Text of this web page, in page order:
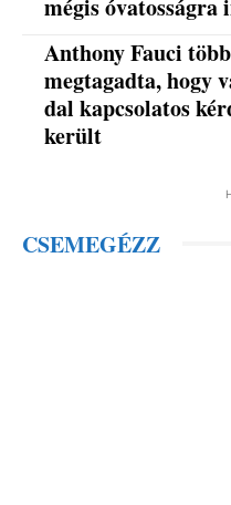
mégis óvatosságra
Anthony Fauci
megtagadta, hogy
dal kapcsolatos
került
CSEMEGÉZZ